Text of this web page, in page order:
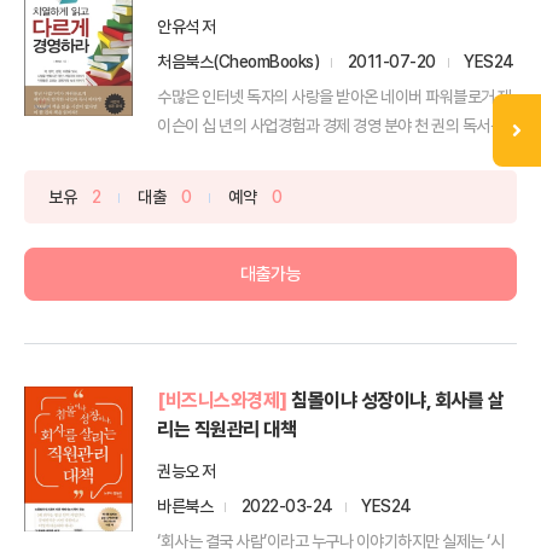
안유석 저
처음북스(CheomBooks)
2011-07-20
YES24
수많은 인터넷 독자의 사랑을 받아온 네이버 파워블로거 제
이슨이 십 년의 사업경험과 경제 경영 분야 천 권의 독서를 ...
보유 2 대출 0 예약 0
대출가능
[비즈니스와경제] 침몰이냐 성장이냐, 회사를 살
리는 직원관리 대책
권능오 저
바른북스
2022-03-24
YES24
‘회사는 결국 사람’이라고 누구나 이야기하지만 실제는 ‘시